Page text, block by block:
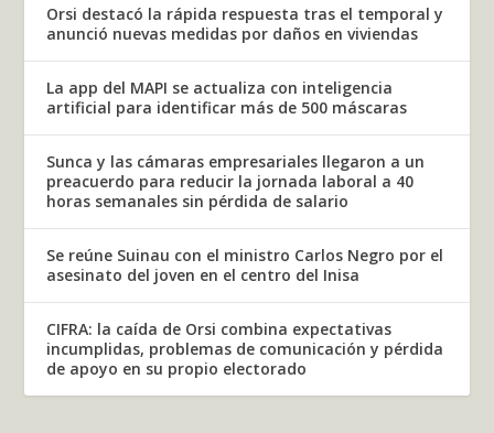
Orsi destacó la rápida respuesta tras el temporal y
anunció nuevas medidas por daños en viviendas
La app del MAPI se actualiza con inteligencia
artificial para identificar más de 500 máscaras
Sunca y las cámaras empresariales llegaron a un
preacuerdo para reducir la jornada laboral a 40
horas semanales sin pérdida de salario
Se reúne Suinau con el ministro Carlos Negro por el
asesinato del joven en el centro del Inisa
CIFRA: la caída de Orsi combina expectativas
incumplidas, problemas de comunicación y pérdida
de apoyo en su propio electorado